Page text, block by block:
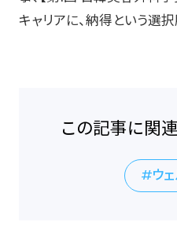
キャリアに、納得という選
この記事に関
ウ